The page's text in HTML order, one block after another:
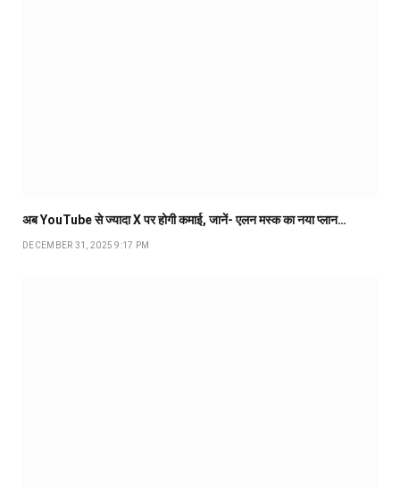
अब YouTube से ज्यादा X पर होगी कमाई, जानें- एलन मस्क का नया प्लान…
DECEMBER 31, 2025 9:17 PM